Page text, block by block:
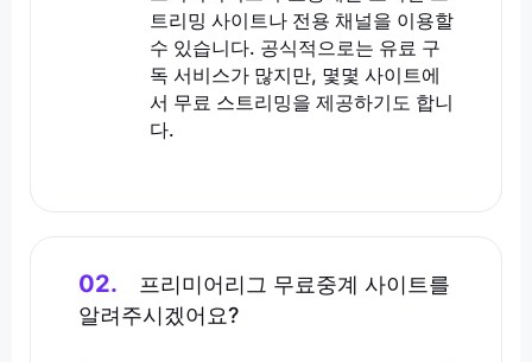
트리밍 사이트나 전용 채널을 이용할
수 있습니다. 공식적으로는 유료 구
독 서비스가 많지만, 몇몇 사이트에
서 무료 스트리밍을 제공하기도 합니
다.
02.
프리미어리그 무료중계 사이트를
알려주시겠어요?